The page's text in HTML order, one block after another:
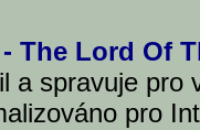
The Lord Of
a spravuje pro
pro